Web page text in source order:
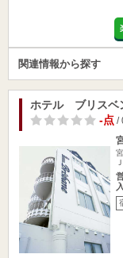
関連情報から探す
ホテル ブリスベ
-点 /